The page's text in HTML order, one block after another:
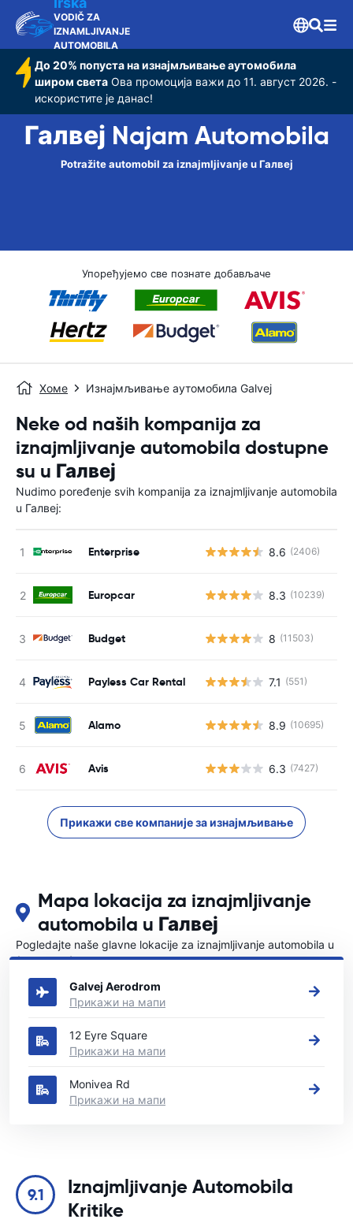
VODIČ ZA
IZNAMLJIVANJE
AUTOMOBILA
До 20% попуста на изнајмљивање аутомобила
широм света Ова промоција важи до 11. август 2026. -
искористите је данас!
Галвеј Najam Automobila
Potražite automobil za iznajmljivanje u Галвеј
Упоређујемо све познате добављаче
Хоме Изнајмљивање аутомобила Galvej
Neke od naših kompanija za
iznajmljivanje automobila dostupne
su u Галвеј
Nudimo poređenje svih kompanija za iznajmljivanje automobila
u Галвеј:
Enterprise 8.6 (2406)
Europcar 8.3 (10239)
Budget 8 (11503)
Payless Car Rental 7.1 (551)
Alamo 8.9 (10695)
Avis 6.3 (7427)
Прикажи све компаније за изнајмљивање
Mapa lokacija za iznajmljivanje
automobila u Галвеј
Pogledajte naše glavne lokacije za iznajmljivanje automobila u
{COUNTRI}
Galvej Aerodrom
Прикажи на мапи
12 Eyre Square
Прикажи на мапи
Monivea Rd
Прикажи на мапи
9.1
Iznajmljivanje Automobila
Kritike